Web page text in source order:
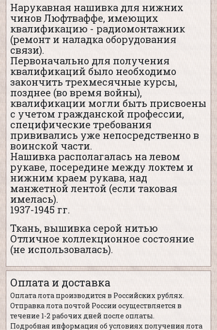
Нарукавная нашивка для нижних
чинов Люфтваффе, имеющих
квалификацию - радиомонтажник
(ремонт и наладка оборудования
связи).
Первоначально для получения
квалификаций было необходимо
закончить трехмесячные курсы,
позднее (во время войны),
квалификации могли быть присвоены
с учетом гражданской профессии,
специфические требования
прививались уже непосредственно в
воинской части.
Нашивка располагалась на левом
рукаве, посередине между локтем и
нижним краем рукава, над
манжетной лентой (если таковая
имелась).
1937-1945 гг.
Ткань, вышивка серой нитью
Отличное коллекционное состояние
(не использовалась).
Оплата и доставка
Оплата лота производится в Российских рублях.
Отправка лота почтой России осуществляется в
течение 1-2 рабочих дней после оплаты.
Подробная информация об условиях получения лота